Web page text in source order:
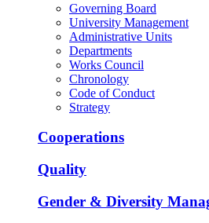
Governing Board
University Management
Administrative Units
Departments
Works Council
Chronology
Code of Conduct
Strategy
Cooperations
Quality
Gender & Diversity